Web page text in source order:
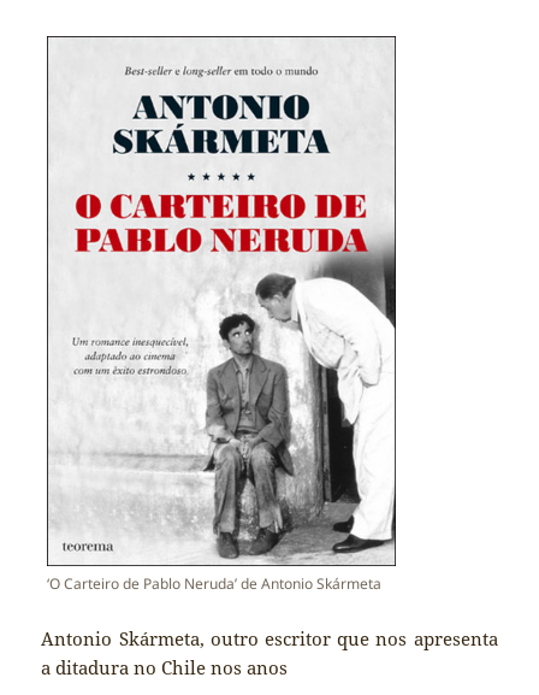
‘O Carteiro de Pablo Neruda’ de Antonio Skármeta
Antonio Skármeta, outro escritor que nos apresenta
a ditadura no Chile nos anos